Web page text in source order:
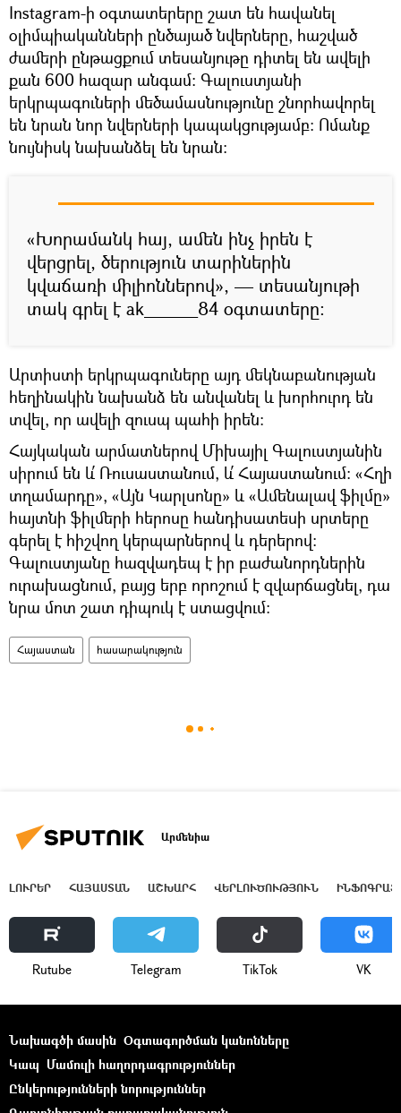
Instagram-ի օգտատերերը շատ են հավանել
օլիմպիականների ընծայած նվերները, հաշված
ժամերի ընթացքում տեսանյութը դիտել են ավելի
քան 600 հազար անգամ։ Գալուստյանի
երկրպագուների մեծամասնությունը շնորհավորել
են նրան նոր նվերների կապակցությամբ։ Ոմանք
նույնիսկ նախանձել են նրան։
«Խորամանկ հայ, ամեն ինչ իրեն է
վերցրել, ծերություն տարիներին
կվաճառի միլիոններով», — տեսանյութի
տակ գրել է ak______84 օգտատերը։
Արտիստի երկրպագուները այդ մեկնաբանության
հեղինակին նախանձ են անվանել և խորհուրդ են
տվել, որ ավելի զուսպ պահի իրեն։
Հայկական արմատներով Միխայիլ Գալուստյանին
սիրում են և՛ Ռուսաստանում, և՛ Հայաստանում։ «Հղի
տղամարդը», «Այն Կարլսոնը» և «Ամենալավ ֆիլմը»
հայտնի ֆիլմերի հերոսը հանդիսատեսի սրտերը
գերել է հիշվող կերպարներով և դերերով։
Գալուստյանը հազվադեպ է իր բաժանորդներին
ուրախացնում, բայց երբ որոշում է զվարճացնել, դա
նրա մոտ շատ դիպուկ է ստացվում։
Հայաստան հասարակություն
Արմենիա
ԼՈՒՐԵՐ ՀԱՅԱՍՏԱՆ ԱՇԽԱՐՀ ՎԵՐԼՈՒԾՈՒԹՅՈՒՆ
Rutube Telegram ТikТоk VK
Նախագծի մասին Օգտագործման կանոնները
Կապ Մամուլի հաղորդագրություններ
Ընկերությունների նորություններ